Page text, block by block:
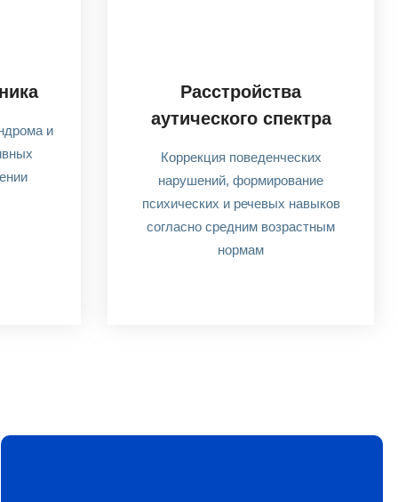
и
Расстройства
аутического спектра
Коррекция поведенческих
нарушений, формирование
психических и речевых навыков
согласно средним возрастным
нормам